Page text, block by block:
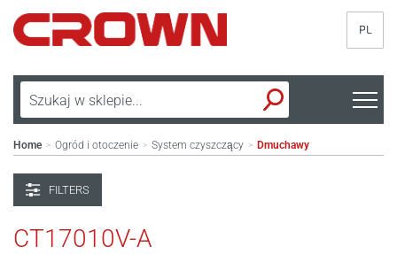
PL
Home > Ogród i otoczenie > System czyszczący > Dmuchawy
FILTERS
CT17010V-A